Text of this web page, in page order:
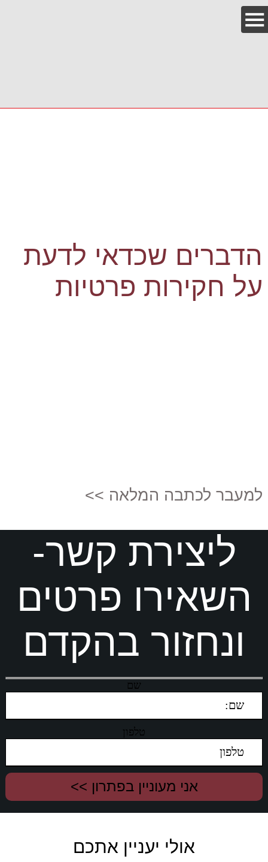
הדברים שכדאי לדעת
על חקירות פרטיות
למעבר לכתבה המלאה >>
ליצירת קשר-
השאירו פרטים
ונחזור בהקדם
שם
טלפון
אולי יעניין אתכם